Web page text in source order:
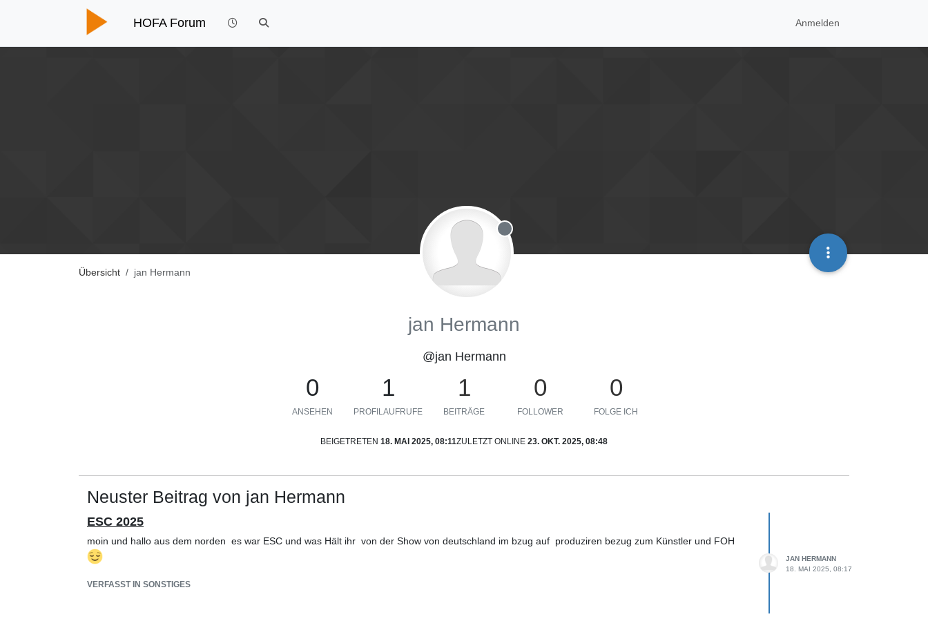
HOFA Forum Anmelden
Übersicht jan Hermann
Offline
jan Hermann
@jan Hermann
0
ANSEHEN
1
PROFILAUFRUFE
1
BEITRÄGE
0
FOLLOWER
0
FOLGE ICH
BEIGETRETEN 18. MAI 2025, 08:11ZULETZT ONLINE 23. OKT. 2025, 08:48
Neuster Beitrag von jan Hermann
ESC 2025
moin und hallo aus dem norden es war ESC und was Hält ihr von der Show von deutschland im bzug auf produziren bezug zum Künstler und FOH
VERFASST IN SONSTIGES
JAN HERMANN
18. MAI 2025, 08:17